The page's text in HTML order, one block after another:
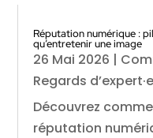
Réputation numérique :
qu’entretenir une image
26 Mai 2026 |
Regards
Découvrez
réputation